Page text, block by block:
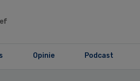
Opinie Podcast